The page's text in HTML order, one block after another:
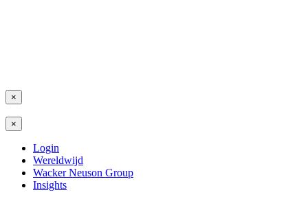
×
×
Login
Wereldwijd
Wacker Neuson Group
Insights